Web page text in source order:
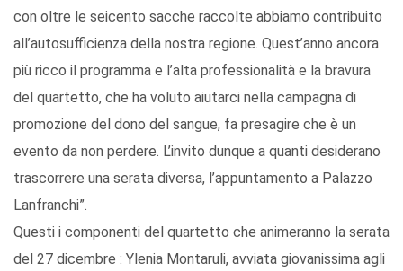
con oltre le seicento sacche raccolte abbiamo contribuito
all’autosufficienza della nostra regione. Quest’anno ancora
più ricco il programma e l’alta professionalità e la bravura
del quartetto, che ha voluto aiutarci nella campagna di
promozione del dono del sangue, fa presagire che è un
evento da non perdere. L’invito dunque a quanti desiderano
trascorrere una serata diversa, l’appuntamento a Palazzo
Lanfranchi”.
Questi i componenti del quartetto che animeranno la serata
del 27 dicembre : Ylenia Montaruli, avviata giovanissima agli